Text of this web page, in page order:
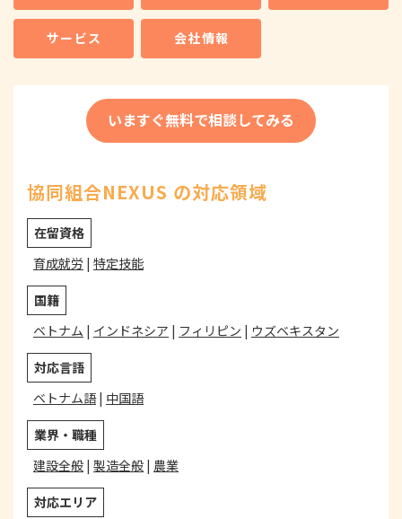
サービス 会社情報
いますぐ無料で相談してみる
協同組合NEXUS の対応領域
在留資格
育成就労 | 特定技能
国籍
ベトナム | インドネシア | フィリピン | ウズベキスタン
対応言語
ベトナム語| 中国語
業界・職種
建設全般 | 製造全般 | 農業
対応エリア